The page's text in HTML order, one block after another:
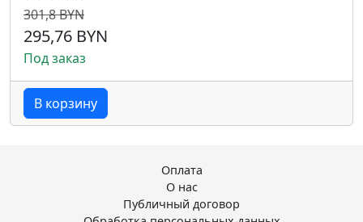
301,8 BYN
295,76 BYN
Под заказ
В корзину
Оплата
О нас
Публичный договор